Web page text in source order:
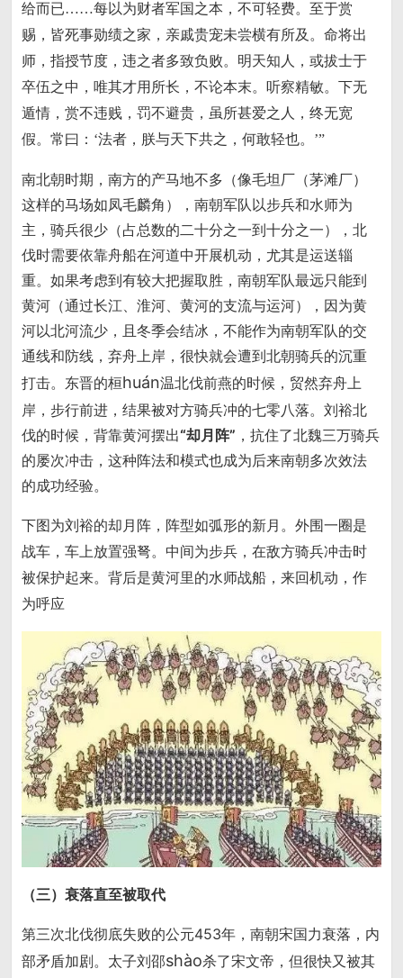
给而已……每以为财者军国之本，不可轻费。至于赏
赐，皆死事勋绩之家，亲戚贵宠未尝横有所及。命将出
师，指授节度，违之者多致负败。明天知人，或拔士于
卒伍之中，唯其才用所长，不论本末。听察精敏。下无
遁情，赏不违贱，罚不避贵，虽所甚爱之人，终无宽
假。常曰：‘法者，朕与天下共之，何敢轻也。’”
南北朝时期，南方的产马地不多（像毛坦厂（茅滩厂）
这样的马场如凤毛麟角），南朝军队以步兵和水师为
主，骑兵很少（占总数的二十分之一到十分之一），北
伐时需要依靠舟船在河道中开展机动，尤其是运送辎
重。如果考虑到有较大把握取胜，南朝军队最远只能到
黄河（通过长江、淮河、黄河的支流与运河），因为黄
河以北河流少，且冬季会结冰，不能作为南朝军队的交
通线和防线，弃舟上岸，很快就会遭到北朝骑兵的沉重
打击。东晋的桓huán温北伐前燕的时候，贸然弃舟上
岸，步行前进，结果被对方骑兵冲的七零八落。刘裕北
伐的时候，背靠黄河摆出“却月阵” ，抗住了北魏三万骑兵
的屡次冲击，这种阵法和模式也成为后来南朝多次效法
的成功经验。
下图为刘裕的却月阵，阵型如弧形的新月。外围一圈是
战车，车上放置强弩。中间为步兵，在敌方骑兵冲击时
被保护起来。背后是黄河里的水师战船，来回机动，作
为呼应
（三）衰落直至被取代
第三次北伐彻底失败的公元453年，南朝宋国力衰落，内
部矛盾加剧。太子刘邵shào杀了宋文帝，但很快又被其